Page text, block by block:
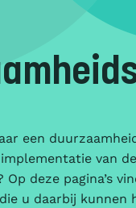
een
van
Op deze pagina’s
u daarbij kunnen